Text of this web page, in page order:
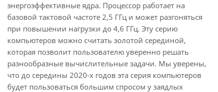
энергоэффективные ядра. Процессор работает на
базовой тактовой частоте 2,5 ГГц и может разгоняться
при повышении нагрузки до 4,6 ГГц. Эту серию
компьютеров можно считать золотой серединой,
которая позволит пользователю уверенно решать
разнообразные вычислительные задачи. Мы уверены,
что до середины 2020-х годов эта серия компьютеров
будет пользоваться большим спросом у заядлых